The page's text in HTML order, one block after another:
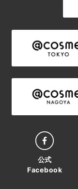
公式
Facebook